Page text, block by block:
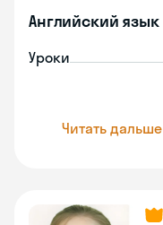
Английский язык
Уроки
Читать дальше